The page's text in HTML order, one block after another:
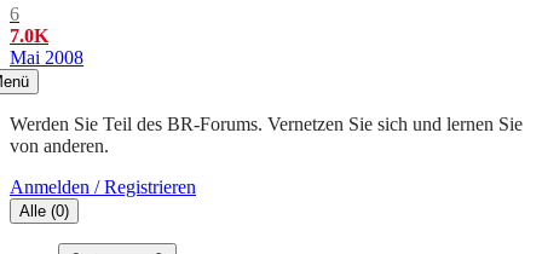
6
7.0K
Mai 2008
Werden Sie Teil des BR-Forums. Vernetzen Sie sich und lernen Sie
von anderen.
Anmelden / Registrieren
Alle (0)